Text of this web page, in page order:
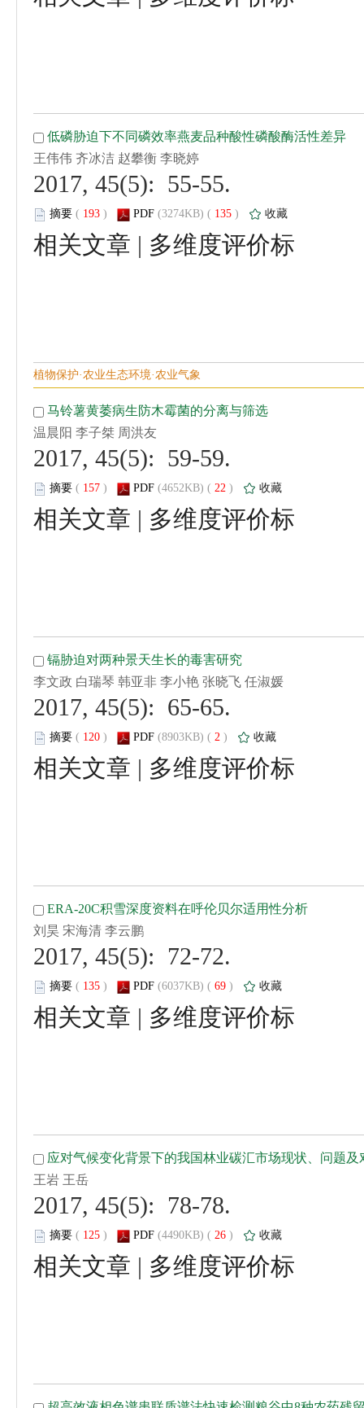
2017, 45(5): 55-55.
( ) 135 )
|
2017, 45(5): 59-59.
( ) 22 )
|
2017, 45(5): 65-65.
( ) 2 )
|
2017, 45(5): 72-72.
( ) 69 )
|
2017, 45(5): 78-78.
( ) 26 )
|